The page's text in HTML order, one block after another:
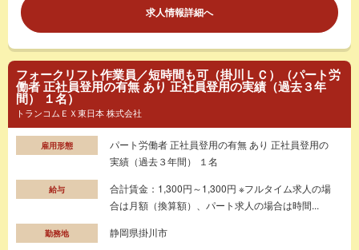
求人情報詳細へ
フォークリフト作業員／短時間も可（掛川ＬＣ）（パート労
働者 正社員登用の有無 あり 正社員登用の実績（過去３年
間） １名）
トランコムＥＸ東日本 株式会社
雇用形態
パート労働者 正社員登用の有無 あり 正社員登用の
実績（過去３年間） １名
給与
合計賃金：1,300円～1,300円 ※フルタイム求人の場
合は月額（換算額）、パート求人の場合は時間...
勤務地 静岡県掛川市